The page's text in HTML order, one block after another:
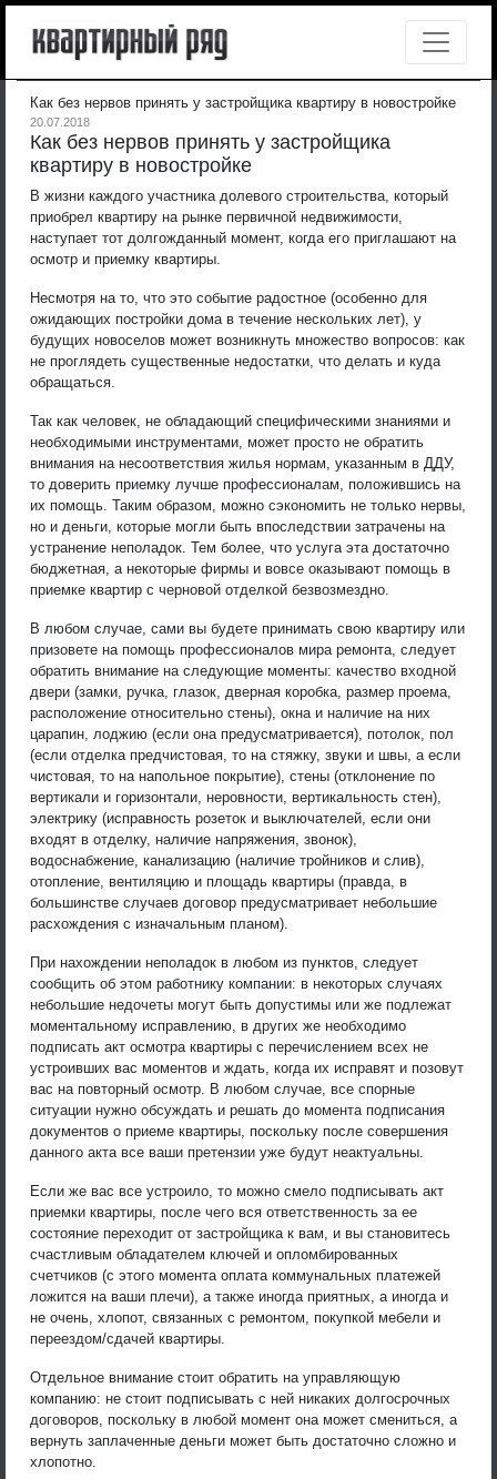
Как без нервов принять у застройщика квартиру в новостройке
20.07.2018
Как без нервов принять у застройщика
квартиру в новостройке
В жизни каждого участника долевого строительства, который
приобрел квартиру на рынке первичной недвижимости,
наступает тот долгожданный момент, когда его приглашают на
осмотр и приемку квартиры.
Несмотря на то, что это событие радостное (особенно для
ожидающих постройки дома в течение нескольких лет), у
будущих новоселов может возникнуть множество вопросов: как
не проглядеть существенные недостатки, что делать и куда
обращаться.
Так как человек, не обладающий специфическими знаниями и
необходимыми инструментами, может просто не обратить
внимания на несоответствия жилья нормам, указанным в ДДУ,
то доверить приемку лучше профессионалам, положившись на
их помощь. Таким образом, можно сэкономить не только нервы,
но и деньги, которые могли быть впоследствии затрачены на
устранение неполадок. Тем более, что услуга эта достаточно
бюджетная, а некоторые фирмы и вовсе оказывают помощь в
приемке квартир с черновой отделкой безвозмездно.
В любом случае, сами вы будете принимать свою квартиру или
призовете на помощь профессионалов мира ремонта, следует
обратить внимание на следующие моменты: качество входной
двери (замки, ручка, глазок, дверная коробка, размер проема,
расположение относительно стены), окна и наличие на них
царапин, лоджию (если она предусматривается), потолок, пол
(если отделка предчистовая, то на стяжку, звуки и швы, а если
чистовая, то на напольное покрытие), стены (отклонение по
вертикали и горизонтали, неровности, вертикальность стен),
электрику (исправность розеток и выключателей, если они
входят в отделку, наличие напряжения, звонок),
водоснабжение, канализацию (наличие тройников и слив),
отопление, вентиляцию и площадь квартиры (правда, в
большинстве случаев договор предусматривает небольшие
расхождения с изначальным планом).
При нахождении неполадок в любом из пунктов, следует
сообщить об этом работнику компании: в некоторых случаях
небольшие недочеты могут быть допустимы или же подлежат
моментальному исправлению, в других же необходимо
подписать акт осмотра квартиры с перечислением всех не
устроивших вас моментов и ждать, когда их исправят и позовут
вас на повторный осмотр. В любом случае, все спорные
ситуации нужно обсуждать и решать до момента подписания
документов о приеме квартиры, поскольку после совершения
данного акта все ваши претензии уже будут неактуальны.
Если же вас все устроило, то можно смело подписывать акт
приемки квартиры, после чего вся ответственность за ее
состояние переходит от застройщика к вам, и вы становитесь
счастливым обладателем ключей и опломбированных
счетчиков (с этого момента оплата коммунальных платежей
ложится на ваши плечи), а также иногда приятных, а иногда и
не очень, хлопот, связанных с ремонтом, покупкой мебели и
переездом/сдачей квартиры.
Отдельное внимание стоит обратить на управляющую
компанию: не стоит подписывать с ней никаких долгосрочных
договоров, поскольку в любой момент она может смениться, а
вернуть заплаченные деньги может быть достаточно сложно и
хлопотно.